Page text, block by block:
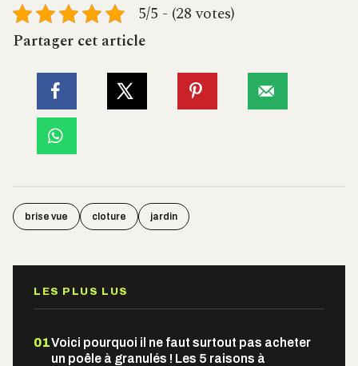
5/5 - (28 votes)
Partager cet article
brise vue cloture jardin
LES PLUS LUS
01Voici pourquoi il ne faut surtout pas acheter
un poêle à granulés ! Les 5 raisons à